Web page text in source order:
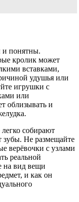
и понятны.
кролик может
вставками,
удушья или
игрушки с
или
облизывать и
легко собирают
зубы. Не размещайте
верёвочки с узлами
реальной
на вид вещи
и как он